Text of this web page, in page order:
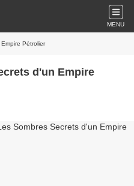
MENU
Pétrolier
d'un Empire